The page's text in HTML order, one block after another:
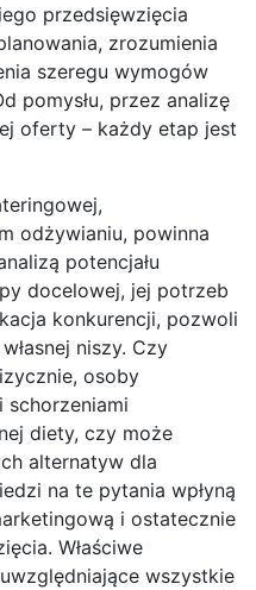
przedsięwzięcia
zrozumienia
szeregu wymogów
pomysłu, przez analizę
oferty – każdy etap jest
odżywianiu, powinna
potencjału
docelowej, jej potrzeb
konkurencji, pozwoli
niszy. Czy
osoby
schorzeniami
diety, czy może
alternatyw dla
na te pytania wpłyną
i ostatecznie
Właściwe
wszystkie